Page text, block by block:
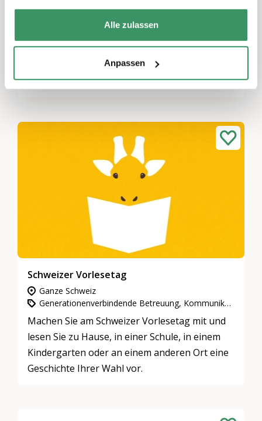
Alle zulassen
Anpassen
dem Projekt „Erzählkunst“ verbinden
ausgebildete Erzählende die alten Märchen mit
aktuellen Themen. Das Projekt findet dieses
Internationale Jahr der Hirtinnen und Hirten
Erzählkultur organisiert. Das Motto eröffnet
viele Möglichkeiten, über Geschichten mehr
zwischen Mensch und Tier zu erfahren.
Schweizer Vorlesetag
Ganze Schweiz
Generationenverbindende Betreuung, Kommunikation & Medien, Bildung
Machen Sie am Schweizer Vorlesetag mit und
lesen Sie zu Hause, in einer Schule, in einem
Kindergarten oder an einem anderen Ort eine
Geschichte Ihrer Wahl vor.